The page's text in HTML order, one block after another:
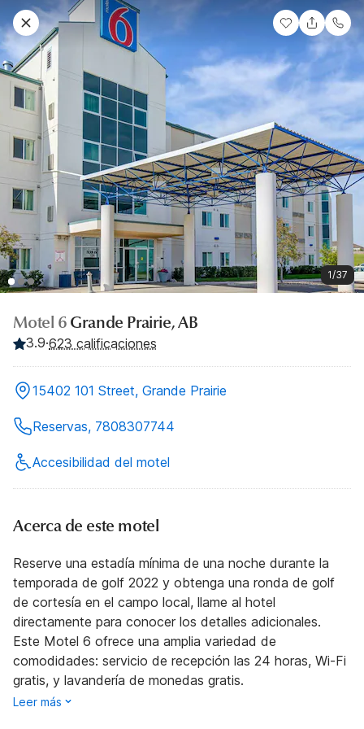
1/37
Motel 6 Grande Prairie, AB
3.9·623 calificaciones
15402 101 Street, Grande Prairie
Reservas, 7808307744
Accesibilidad del motel
Acerca de este motel
Reserve una estadía mínima de una noche durante la
temporada de golf 2022 y obtenga una ronda de golf
de cortesía en el campo local, llame al hotel
directamente para conocer los detalles adicionales.
Este Motel 6 ofrece una amplia variedad de
comodidades: servicio de recepción las 24 horas, Wi-Fi
gratis, y lavandería de monedas gratis.
Leer más